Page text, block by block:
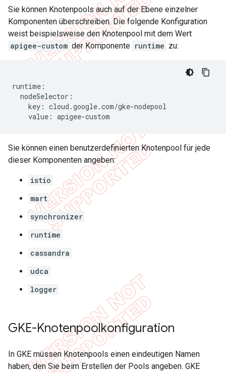
Sie können Knotenpools auch auf der Ebene einzelner
Komponenten überschreiben. Die folgende Konfiguration
weist beispielsweise den Knotenpool mit dem Wert
apigee-custom der Komponente runtime zu:
runtime :
nodeSelector :
key : cloud .google.com/gke-nodepool
value : apigee-custom
Sie können einen benutzerdefinierten Knotenpool für jede
dieser Komponenten angeben:
istio
mart
synchronizer
runtime
cassandra
udca
logger
GKE-Knotenpoolkonfiguration
In GKE müssen Knotenpools einen eindeutigen Namen
haben, den Sie beim Erstellen der Pools angeben. GKE